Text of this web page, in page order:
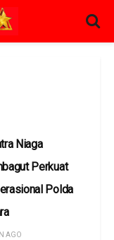
Niaga
Perkuat
Polda
AGO